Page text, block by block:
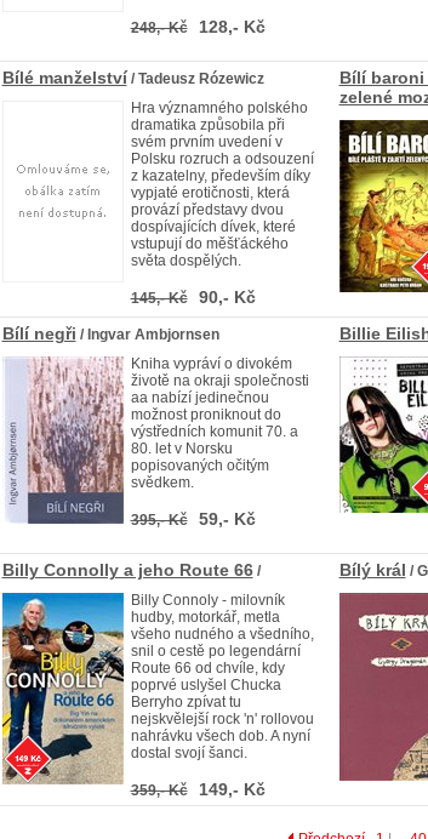
248,- Kč 128,- Kč
Bílé manželství / Tadeusz Rózewicz
Hra významného polského
dramatika způsobila při
svém prvním uvedení v
Polsku rozruch a odsouzení
z kazatelny, především díky
vypjaté erotičnosti, která
provází představy dvou
dospívajících dívek, které
vstupují do měšťáckého
světa dospělých.
145,- Kč 90,- Kč
Bílí
zelené
Bílí negři / Ingvar Ambjornsen
Kniha vypráví o divokém
životě na okraji společnosti
aa nabízí jedinečnou
možnost proniknout do
výstředních komunit 70. a
80. let v Norsku
popisovaných očitým
svědkem.
395,- Kč 59,- Kč
Billie
Billy Connolly a jeho Route 66/
Billy Connoly - milovník
hudby, motorkář, metla
všeho nudného a všedního,
snil o cestě po legendární
Route 66 od chvíle, kdy
poprvé uslyšel Chucka
Berryho zpívat tu
nejskvělejší rock 'n' rollovou
nahrávku všech dob. A nyní
dostal svojí šanci.
359,- Kč 149,- Kč
Bílý král /